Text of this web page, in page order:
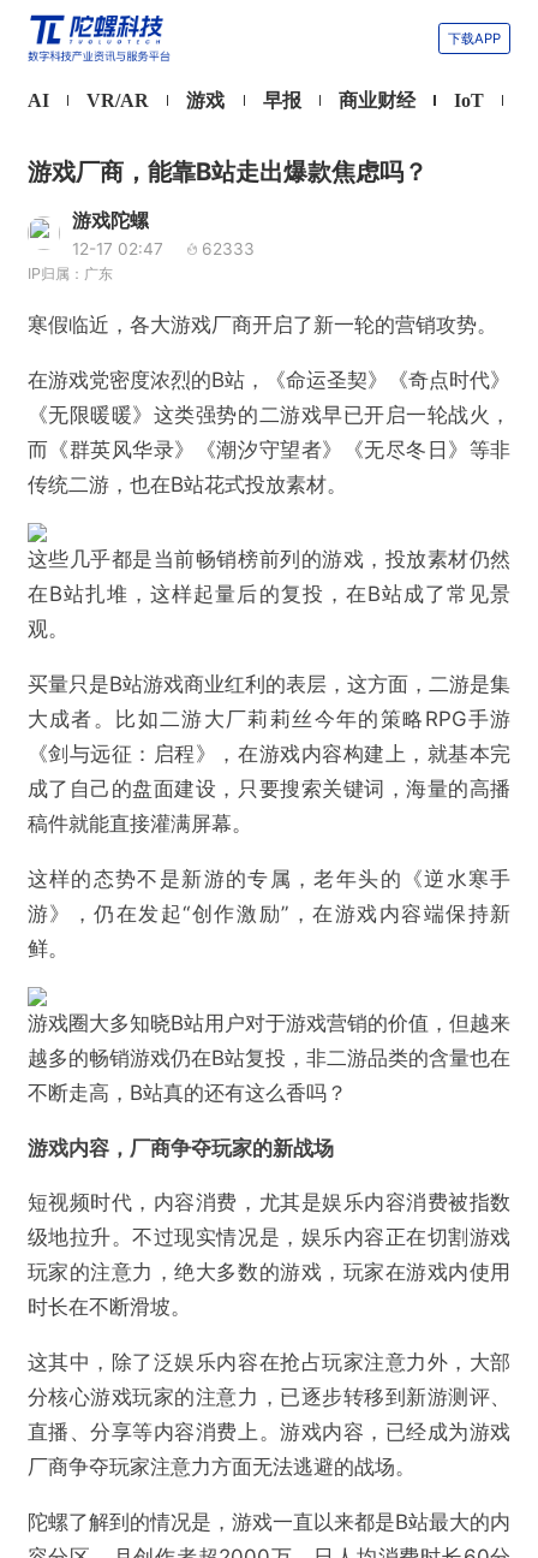
下载APP
AI VR/AR 游戏 早报 商业财经 IoT
游戏厂商，能靠B站走出爆款焦虑吗？
游戏陀螺
12-17 02:47 62333
IP归属：广东
寒假临近，各大游戏厂商开启了新一轮的营销攻势。
在游戏党密度浓烈的B站，《命运圣契》《奇点时代》
《无限暖暖》这类强势的二游戏早已开启一轮战火，
而《群英风华录》《潮汐守望者》《无尽冬日》等非
传统二游，也在B站花式投放素材。
这些几乎都是当前畅销榜前列的游戏，投放素材仍然
在B站扎堆，这样起量后的复投，在B站成了常见景
观。
买量只是B站游戏商业红利的表层，这方面，二游是集
大成者。比如二游大厂莉莉丝今年的策略RPG手游
《剑与远征：启程》，在游戏内容构建上，就基本完
成了自己的盘面建设，只要搜索关键词，海量的高播
稿件就能直接灌满屏幕。
这样的态势不是新游的专属，老年头的《逆水寒手
鲜。
游戏圈大多知晓B站用户对于游戏营销的价值，但越来
越多的畅销游戏仍在B站复投，非二游品类的含量也在
不断走高，B站真的还有这么香吗？
游戏内容，厂商争夺玩家的新战场
短视频时代，内容消费，尤其是娱乐内容消费被指数
玩家的注意力，绝大多数的游戏，玩家在游戏内使用